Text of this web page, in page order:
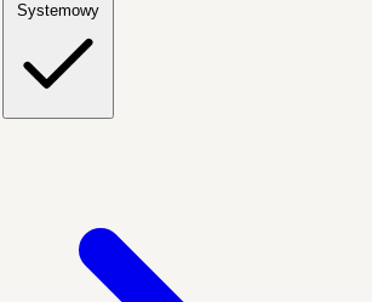
Systemowy